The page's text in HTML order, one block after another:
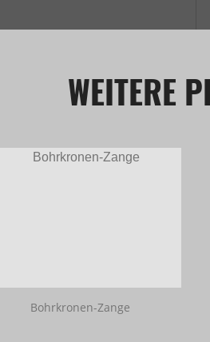
WEITERE
Bohrkronen-Zange